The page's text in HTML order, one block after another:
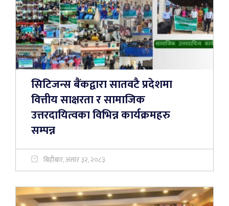
सिटिजन्स बैंकद्वारा सातवटै प्रदेशमा
वित्तीय साक्षरता र सामाजिक
उत्तरदायित्वका विभिन्न कार्यक्रमहरु
सम्पन्न
बिहीबार, असार ३२, २०८३